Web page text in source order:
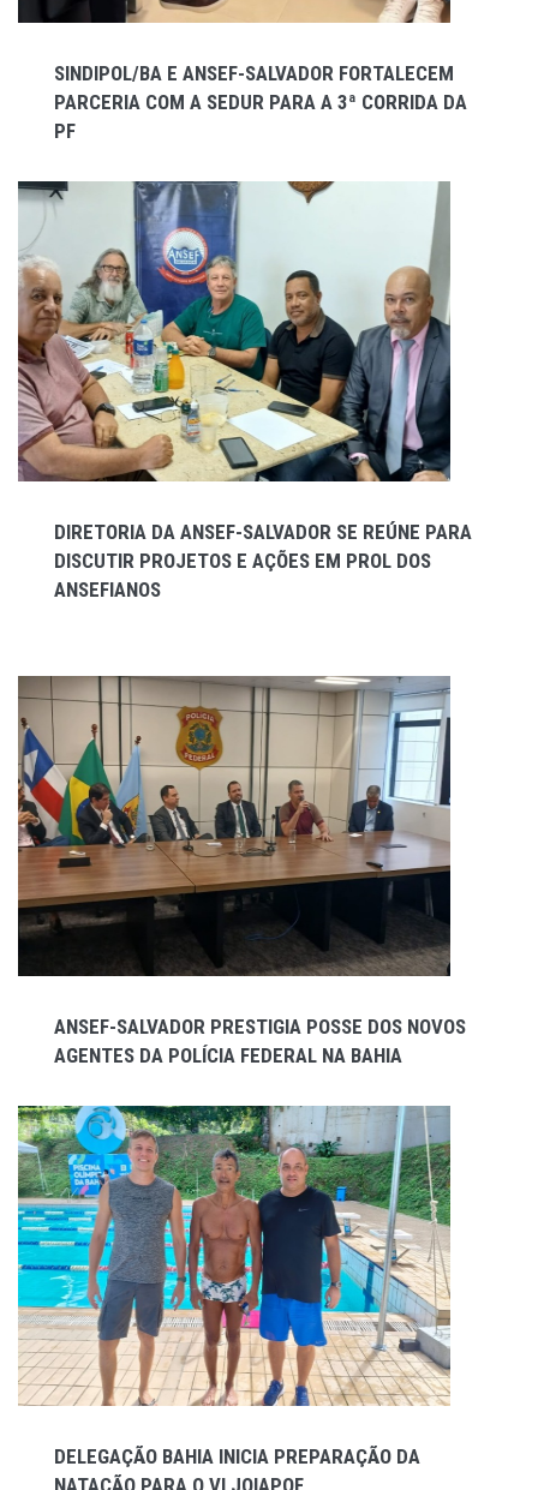
SINDIPOL/BA E ANSEF-SALVADOR FORTALECEM
PARCERIA COM A SEDUR PARA A 3ª CORRIDA DA
PF
DIRETORIA DA ANSEF-SALVADOR SE REÚNE PARA
DISCUTIR PROJETOS E AÇÕES EM PROL DOS
ANSEFIANOS
ANSEF-SALVADOR PRESTIGIA POSSE DOS NOVOS
AGENTES DA POLÍCIA FEDERAL NA BAHIA
DELEGAÇÃO BAHIA INICIA PREPARAÇÃO DA
NATAÇÃO PARA O VI JOIAPOF